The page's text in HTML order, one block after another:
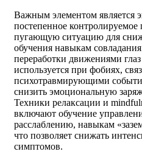
Важным элементом является
постепенное
пугающую ситуацию для
обучения навыкам
переработки движениями
используется при фобиях,
психотравмирующими
снизить эмоциональную
Техники релаксации и
включают обучение
расслаблению, навыкам
что позволяет снижать
симптомов.